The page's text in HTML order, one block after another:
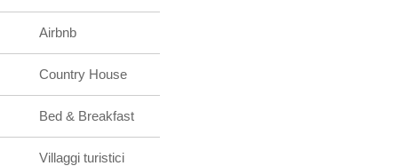
Airbnb
Country House
Bed & Breakfast
Villaggi turistici